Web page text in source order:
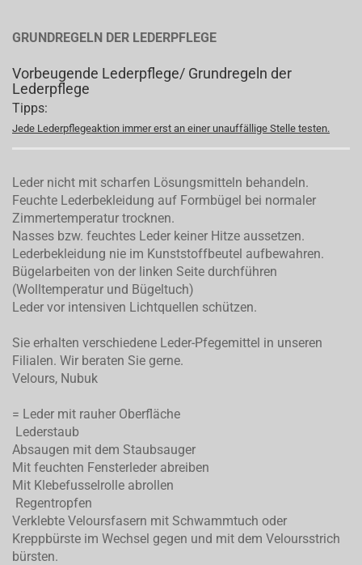
GRUNDREGELN DER LEDERPFLEGE
Vorbeugende Lederpflege/ Grundregeln der
Lederpflege
Tipps:
Jede Lederpflegeaktion immer erst an einer unauffällige Stelle testen.
Leder nicht mit scharfen Lösungsmitteln behandeln.
Feuchte Lederbekleidung auf Formbügel bei normaler
Zimmertemperatur trocknen.
Nasses bzw. feuchtes Leder keiner Hitze aussetzen.
Lederbekleidung nie im Kunststoffbeutel aufbewahren.
Bügelarbeiten von der linken Seite durchführen
(Wolltemperatur und Bügeltuch)
Leder vor intensiven Lichtquellen schützen.
Sie erhalten verschiedene Leder-Pfegemittel in unseren
Filialen. Wir beraten Sie gerne.
Velours, Nubuk
= Leder mit rauher Oberfläche
Lederstaub
Absaugen mit dem Staubsauger
Mit feuchten Fensterleder abreiben
Mit Klebefusselrolle abrollen
Regentropfen
Verklebte Veloursfasern mit Schwammtuch oder
Kreppbürste im Wechsel gegen und mit dem Veloursstrich
bürsten.